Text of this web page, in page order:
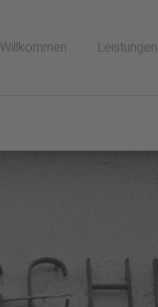
Willkommen Leistungen